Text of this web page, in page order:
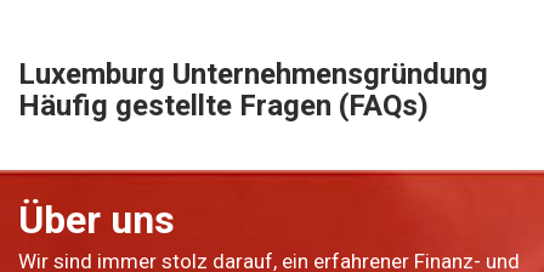
Luxemburg Unternehmensgründung
Häufig gestellte Fragen (FAQs)
Über uns
Wir sind immer stolz darauf, ein erfahrener Finanz- und